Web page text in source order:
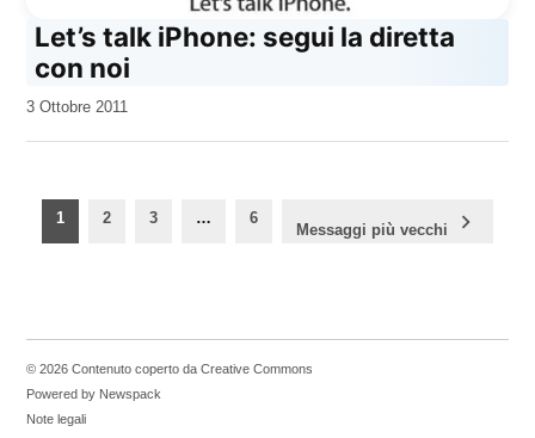
Let’s talk iPhone: segui la diretta
con noi
da
3 Ottobre 2011
Paginazione
degli
1 2 3 … 6
Messaggi più vecchi
© 2026 Contenuto coperto da Creative Commons
Powered by Newspack
Note legali